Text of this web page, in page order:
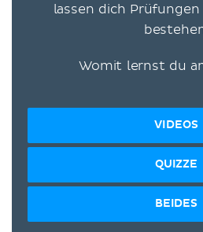
lassen dich
Womit lernst du
VIDEOS
QUIZZE
BEIDES